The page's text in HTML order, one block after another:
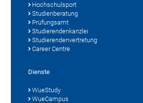
Hochschulsport
Studienberatung
Prüfungsamt
Studierendenkanzlei
Studierendenvertretung
Career Centre
Dienste
WueStudy
WueCampus